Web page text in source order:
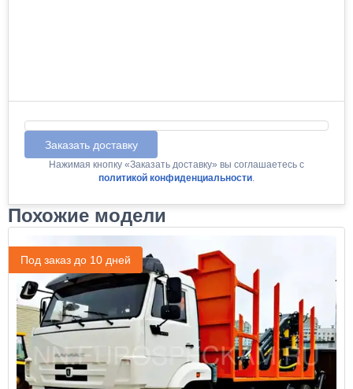
Заказать доставку
Нажимая кнопку «Заказать доставку» вы соглашаетесь с
политикой конфиденциальности.
Похожие модели
Под заказ до 10 дней